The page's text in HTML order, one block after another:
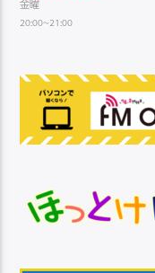
金曜
20:00~21:00